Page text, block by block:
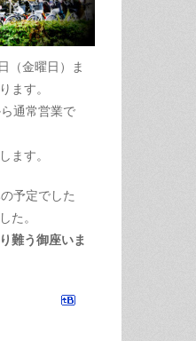
（金曜日）ま
ます。
通常営業で
ます。
予定でした
た。
難う御座いま